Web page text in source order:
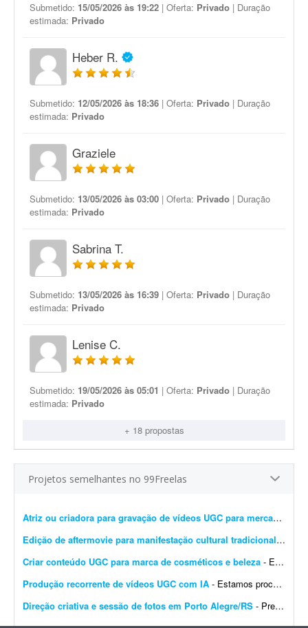
Submetido: 15/05/2026 às 19:22 | Oferta: Privado | Duração
estimada: Privado
Heber R.
Submetido: 12/05/2026 às 18:36 | Oferta: Privado | Duração
estimada: Privado
Graziele
Submetido: 13/05/2026 às 03:00 | Oferta: Privado | Duração
estimada: Privado
Sabrina T.
Submetido: 13/05/2026 às 16:39 | Oferta: Privado | Duração
estimada: Privado
Lenise C.
Submetido: 19/05/2026 às 05:01 | Oferta: Privado | Duração
estimada: Privado
+ 18 propostas
Projetos semelhantes no 99Freelas
Atriz ou criadora para gravação de vídeos UGC para mercado imobiliário
Edição de aftermovie para manifestação cultural tradicional
-
Criar conteúdo UGC para marca de cosméticos e beleza - Estamos procurando criadoras UGC para produzir vídeos de beleza e cosméticos para a marca Rainha Nativa. - Nicho: beleza e cosméticos - Conteúdos: naturais, demonstra&c...
Produção recorrente de vídeos UGC com IA - Estamos procurando um(a) profissional para produção recorrente de **vídeos UGC com Inteligência Artificial para anúncios de e-commerce**. Os vídeos dever&a...
Direção criativa e sessão de fotos em Porto Alegre/RS - Preciso de um profissional com olhar contemporâneo para a fotografia e referências em design e arquitetura para fotografar os 4 sócios da minha marca de móveis de design. ...